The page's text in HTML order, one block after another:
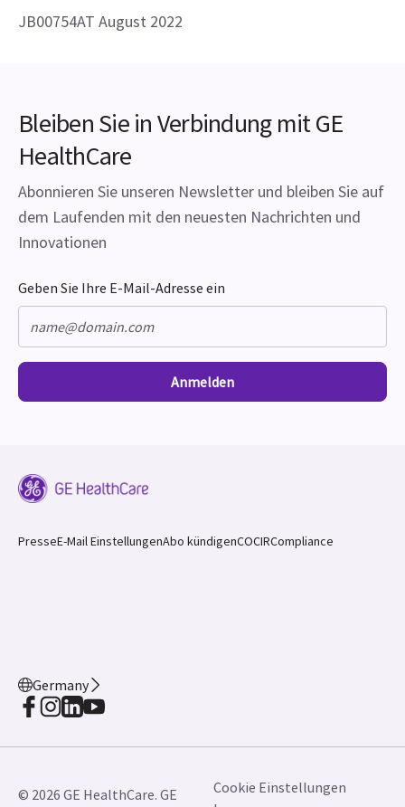
JB00754AT August 2022
Bleiben Sie in Verbindung mit GE
HealthCare
Abonnieren Sie unseren Newsletter und bleiben Sie auf
dem Laufenden mit den neuesten Nachrichten und
Innovationen
Geben Sie Ihre E-Mail-Adresse ein
Anmelden
PresseE-Mail EinstellungenAbo kündigenCOCIRCompliance
Germany
© 2026 GE HealthCare. GE
Cookie Einstellungen